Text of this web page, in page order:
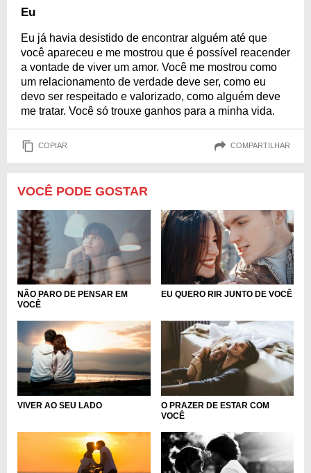
Eu
Eu já havia desistido de encontrar alguém até que
você apareceu e me mostrou que é possível reacender
a vontade de viver um amor. Você me mostrou como
um relacionamento de verdade deve ser, como eu
devo ser respeitado e valorizado, como alguém deve
me tratar. Você só trouxe ganhos para a minha vida.
COPIAR COMPARTILHAR
VOCÊ PODE GOSTAR
NÃO PARO DE PENSAR EM
VOCÊ
EU QUERO RIR JUNTO DE VOCÊ
VIVER AO SEU LADO
O PRAZER DE ESTAR COM
VOCÊ